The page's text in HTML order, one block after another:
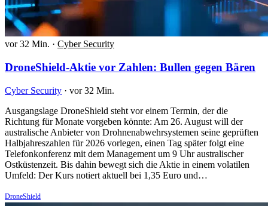
vor 32 Min. · Cyber Security
DroneShield-Aktie vor Zahlen: Bullen gegen Bären
Cyber Security · vor 32 Min.
Ausgangslage DroneShield steht vor einem Termin, der die
Richtung für Monate vorgeben könnte: Am 26. August will der
australische Anbieter von Drohnenabwehrsystemen seine geprüften
Halbjahreszahlen für 2026 vorlegen, einen Tag später folgt eine
Telefonkonferenz mit dem Management um 9 Uhr australischer
Ostküstenzeit. Bis dahin bewegt sich die Aktie in einem volatilen
Umfeld: Der Kurs notiert aktuell bei 1,35 Euro und…
DroneShield